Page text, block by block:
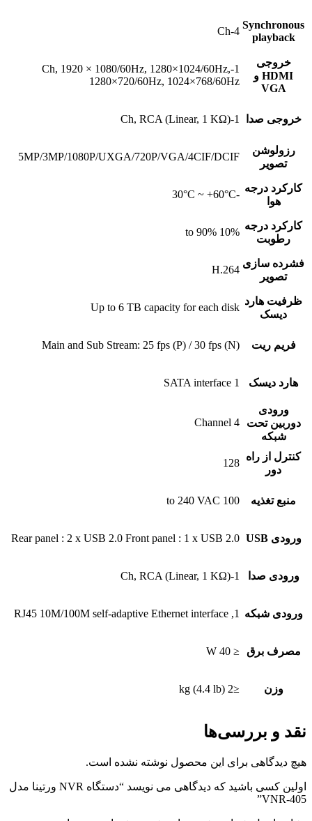
Synchronous
playback
4-Ch
خروجی
HDMI و
VGA
1-Ch, 1920 × 1080/60Hz, 1280×1024/60Hz,
1280×720/60Hz, 1024×768/60Hz
خروجی صدا 1-Ch, RCA (Linear, 1 KΩ)
رزولوشن
تصویر
5MP/3MP/1080P/UXGA/720P/VGA/4CIF/DCIF
کارکرد درجه
هوا
-30°C ~ +60°C
کارکرد درجه
رطوبت
10% to 90%
فشرده سازی
تصویر
H.264
ظرفیت هارد
دیسک
Up to 6 TB capacity for each disk
فریم ریت Main and Sub Stream: 25 fps (P) / 30 fps (N)
هارد دیسک 1 SATA interface
ورودی
دوربین تحت
شبکه
4 Channel
کنترل از راه
دور
128
منبع تغذیه 100 to 240 VAC
ورودی USB Rear panel : 2 x USB 2.0 Front panel : 1 x USB 2.0
ورودی صدا 1-Ch, RCA (Linear, 1 KΩ)
ورودی شبکه 1, RJ45 10M/100M self-adaptive Ethernet interface
مصرف برق ≤ 40 W
وزن ≤2 kg (4.4 lb)
نقد و بررسی‌ها
هیچ دیدگاهی برای این محصول نوشته نشده است.
اولین کسی باشید که دیدگاهی می نویسد “دستگاه NVR ورتینا مدل
VNR-405”